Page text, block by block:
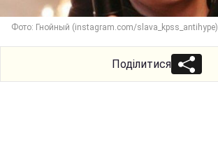
Фото: Гнойный (instagram.com/slava_kpss_antihype)
Поділитися